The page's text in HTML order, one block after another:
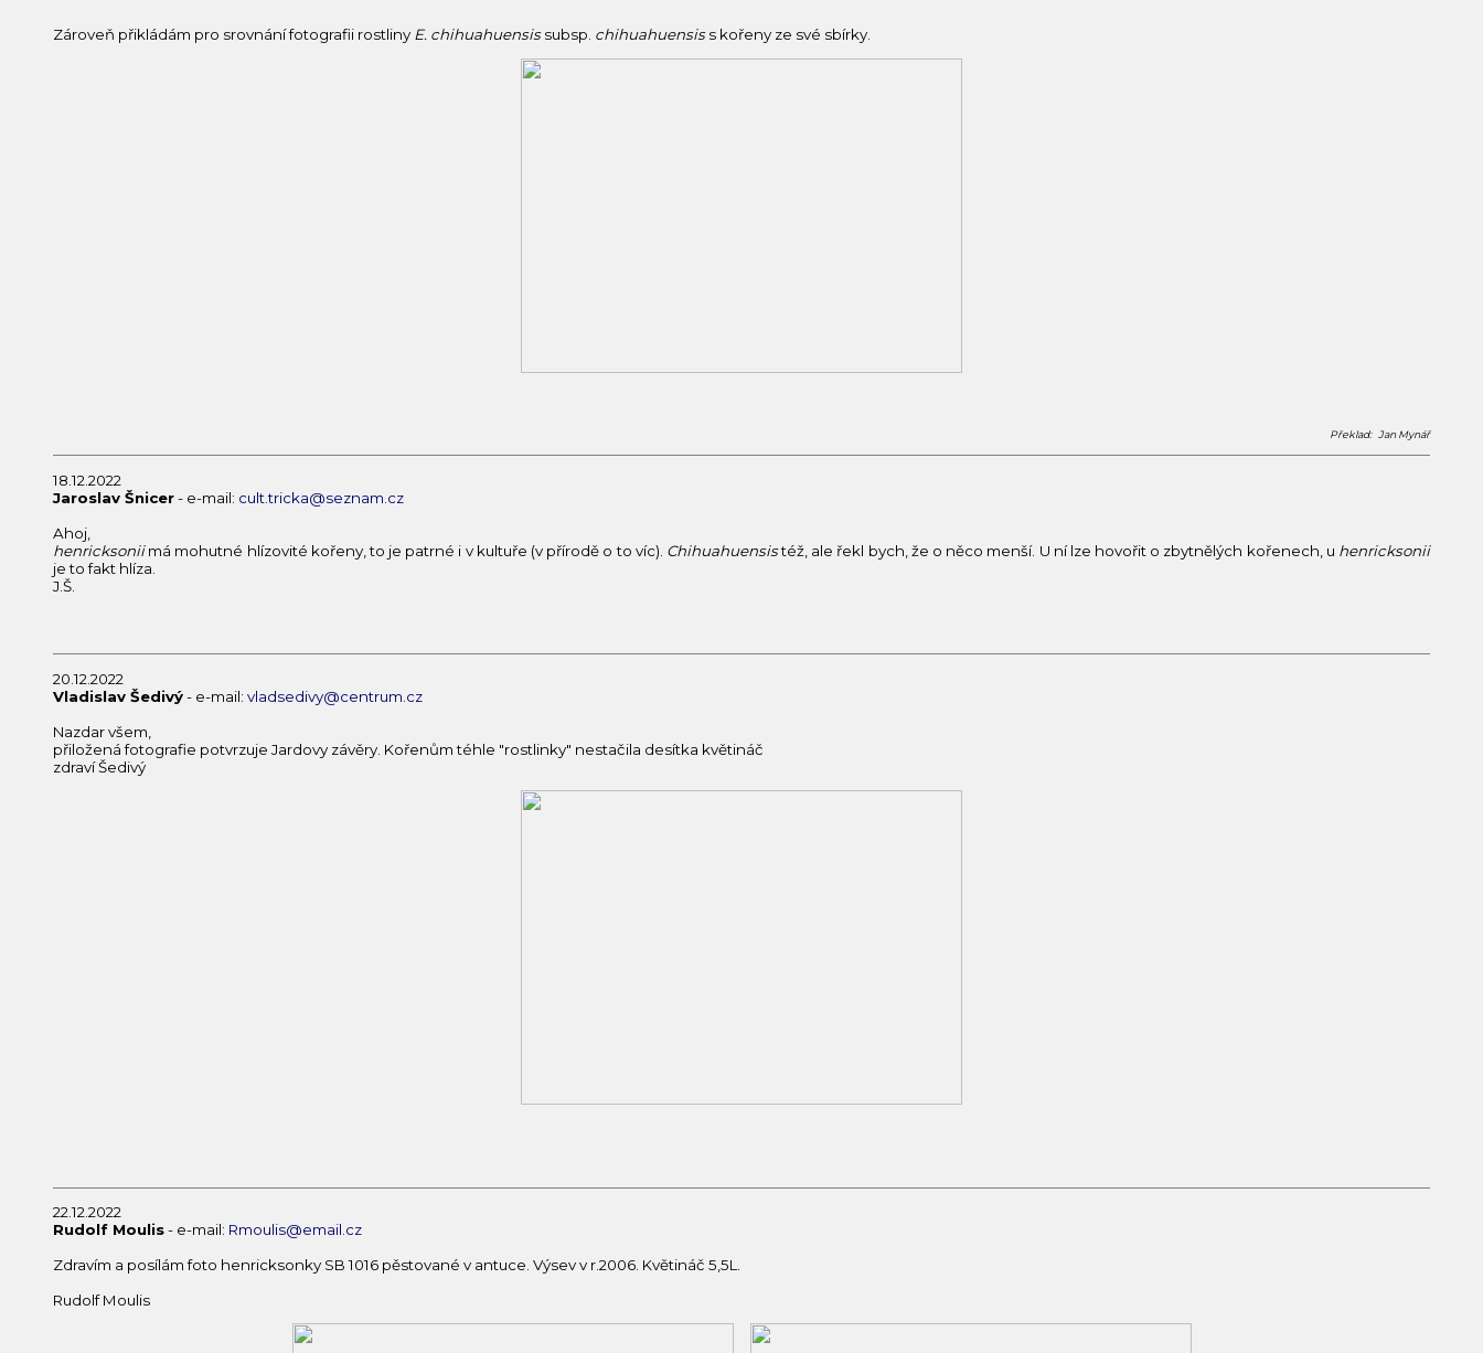
Zároveň přikládám pro srovnání fotografii rostliny E. chihuahuensissubsp. chihuahuensiss kořeny ze své sbírky.
Překlad: Jan Mynář
18.12.2022
Jaroslav Šnicer- e-mail: cult.tricka@seznam.cz
Ahoj,
henricksoniimá mohutné hlízovité kořeny, to je patrné i v kultuře (v přírodě o to víc). Chihuahuensistéž, ale řekl bych, že o něco menší. U ní lze hovořit o zbytnělých kořenech, u henricksonii
je to fakt hlíza.
J.Š.
20.12.2022
Vladislav Šedivý- e-mail: vladsedivy@centrum.cz
Nazdar všem,
přiložená fotografie potvrzuje Jardovy závěry. Kořenům téhle "rostlinky" nestačila desítka květináč
zdraví Šedivý
22.12.2022
Rudolf Moulis- e-mail: Rmoulis@email.cz
Zdravím a posílám foto henricksonky SB 1016 pěstované v antuce. Výsev v r.2006. Květináč 5,5L.
Rudolf Moulis